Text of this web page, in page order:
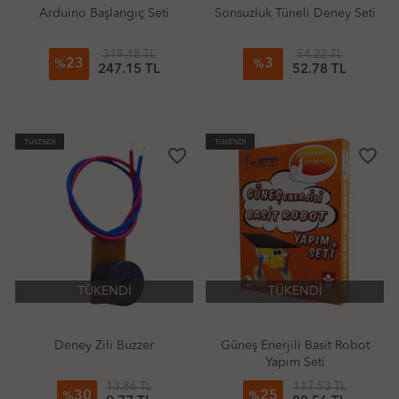
Arduino Başlangıç Seti
%23
319.48 TL
247.15 TL
Sonsuzluk Tüneli Deney Seti
%3
54.22 TL
52.78 TL
TÜKENDİ
favorite_border
TÜKENDİ
Deney Zili Buzzer
13.86 TL
TÜKENDİ
favorite_border
TÜKENDİ
Güneş Enerjili Basit Robot
Yapım Seti
117.53 TL